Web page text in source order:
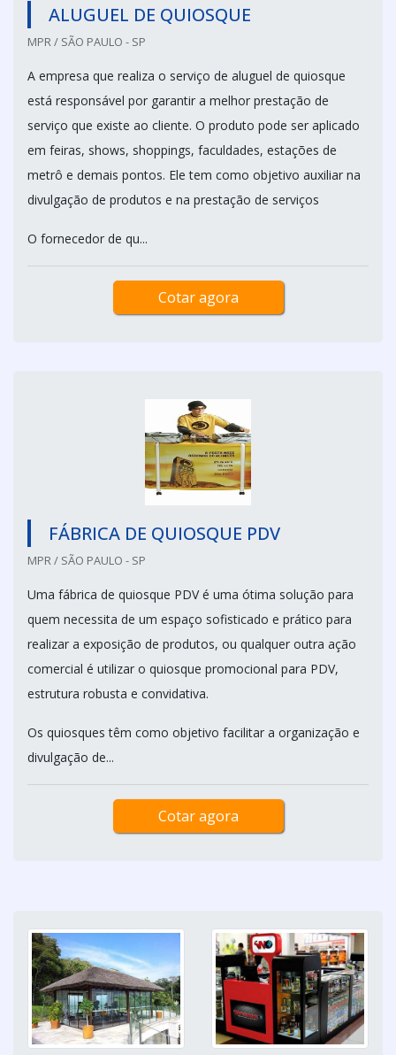
ALUGUEL DE QUIOSQUE
MPR / SÃO PAULO - SP
A empresa que realiza o serviço de aluguel de quiosque
está responsável por garantir a melhor prestação de
serviço que existe ao cliente. O produto pode ser aplicado
em feiras, shows, shoppings, faculdades, estações de
metrô e demais pontos. Ele tem como objetivo auxiliar na
divulgação de produtos e na prestação de serviços
O fornecedor de qu...
Cotar agora
FÁBRICA DE QUIOSQUE PDV
MPR / SÃO PAULO - SP
Uma fábrica de quiosque PDV é uma ótima solução para
quem necessita de um espaço sofisticado e prático para
realizar a exposição de produtos, ou qualquer outra ação
comercial é utilizar o quiosque promocional para PDV,
estrutura robusta e convidativa.
Os quiosques têm como objetivo facilitar a organização e
divulgação de...
Cotar agora